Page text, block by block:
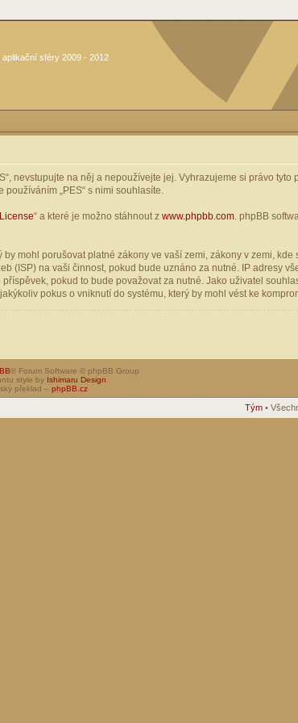
sféry 2009 - 2012
nevstupujte na něj a nepoužívejte jej. Vyhrazujeme si právo
„PES“ s nimi souhlasíte.
“ a které je možno stáhnout z www.phpbb.com. phpBB
mohl porušovat platné zákony ve vaší zemi, zákony v zemi, kde
(ISP) na vaši činnost, pokud bude uznáno za nutné. IP adresy
pokud to bude považovat za nutné. Jako uživatel
pokus o vniknutí do systému, který by mohl vést ke
® Forum Software © phpBB Group
style by Ishimaru Design
překlad – phpBB.cz
Tým •